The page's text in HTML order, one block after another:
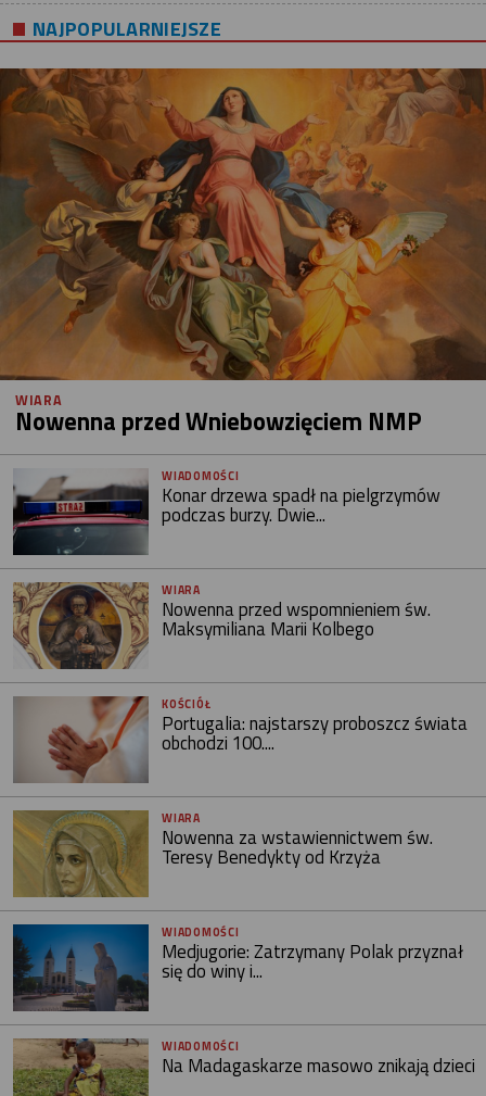
NAJPOPULARNIEJSZE
WIARA
Nowenna przed Wniebowzięciem NMP
WIADOMOŚCI
Konar drzewa spadł na pielgrzymów
podczas burzy. Dwie...
WIARA
Nowenna przed wspomnieniem św.
Maksymiliana Marii Kolbego
KOŚCIÓŁ
Portugalia: najstarszy proboszcz świata
obchodzi 100....
WIARA
Nowenna za wstawiennictwem św.
Teresy Benedykty od Krzyża
WIADOMOŚCI
Medjugorie: Zatrzymany Polak przyznał
się do winy i...
WIADOMOŚCI
Na Madagaskarze masowo znikają dzieci